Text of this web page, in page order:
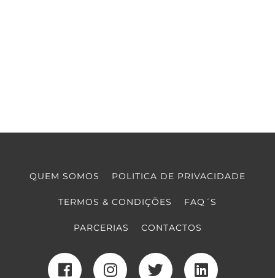
QUEM SOMOS POLITICA DE PRIVACIDADE
TERMOS & CONDIÇÕES FAQ´S
PARCERIAS CONTACTOS